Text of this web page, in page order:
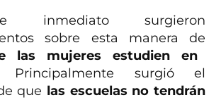
inmediato surgieron
sobre esta manera de
las mujeres estudien en
Principalmente surgió el
que las escuelas no tendrán